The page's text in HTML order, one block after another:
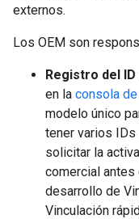
externos.
Los OEM son
Registro del
en la consola
modelo único
tener varios
solicitar la
comercial
desarrollo de
Vinculación